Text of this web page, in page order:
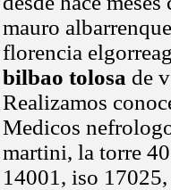
mauro
florencia
bilbao tolosa de
Realizamos
Medicos
martini, la torre
14001, iso